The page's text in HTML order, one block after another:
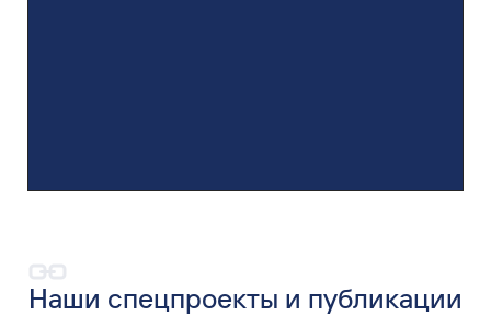
Наши спецпроекты и публикации